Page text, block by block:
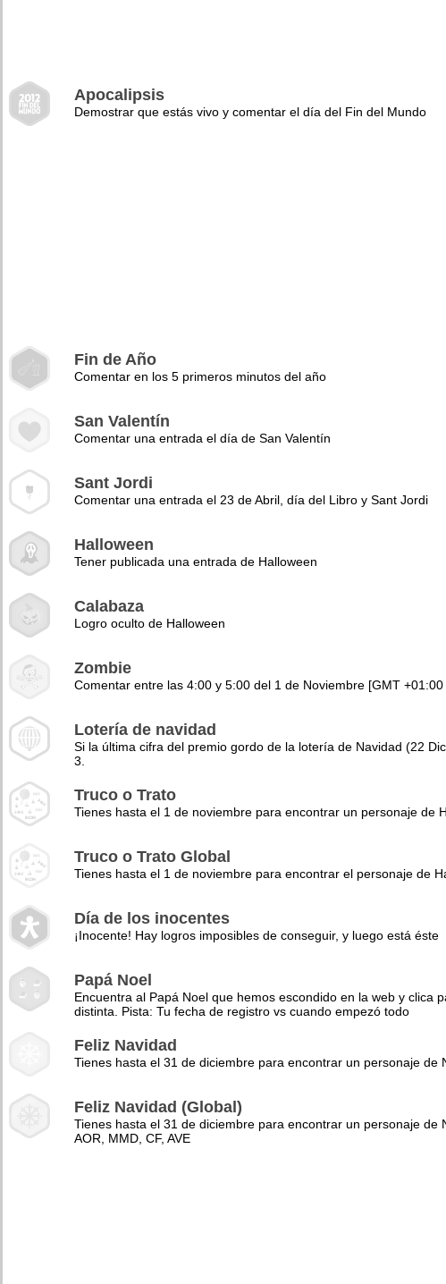
Apocalipsis
Demostrar que estás vivo y comentar el día del Fin del Mundo
Fin de Año
Comentar en los 5 primeros minutos del año
San Valentín
Comentar una entrada el día de San Valentín
Sant Jordi
Comentar una entrada el 23 de Abril, día del Libro y Sant Jordi
Halloween
Tener publicada una entrada de Halloween
Calabaza
Logro oculto de Halloween
Zombie
Comentar entre las 4:00 y 5:00 del 1 de Noviembre [GMT +01:00
Lotería de navidad
Si la última cifra del premio gordo de la lotería de Navidad (22
3.
Truco o Trato
Tienes hasta el 1 de noviembre para encontrar un personaje de
Truco o Trato Global
Tienes hasta el 1 de noviembre para encontrar el personaje de
Día de los inocentes
¡Inocente! Hay logros imposibles de conseguir, y luego está éste
Papá Noel
Encuentra al Papá Noel que hemos escondido en la web y
distinta. Pista: Tu fecha de registro vs cuando empezó todo
Feliz Navidad
Tienes hasta el 31 de diciembre para encontrar un personaje
Feliz Navidad (Global)
Tienes hasta el 31 de diciembre para encontrar un personaje de
AOR, MMD, CF, AVE